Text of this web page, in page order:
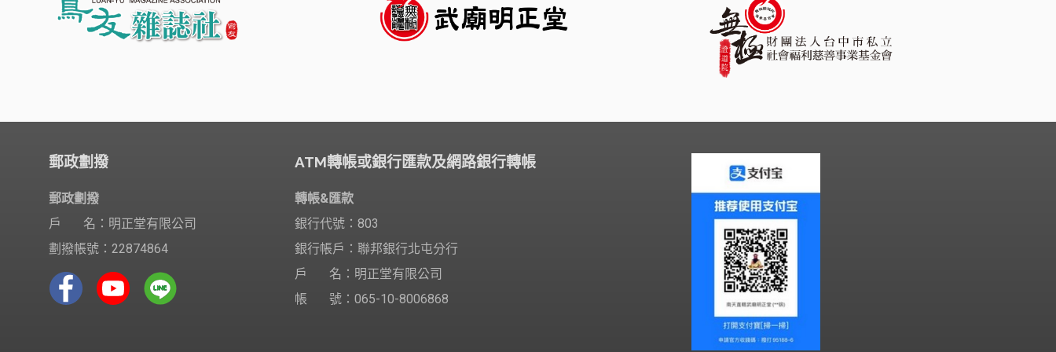
郵政劃撥
郵政劃撥
戶 名：明正堂有限公司
劃撥帳號：22874864
ATM轉帳或銀行匯款及網路銀行轉帳
轉帳&匯款
銀行代號：803
銀行帳戶：聯邦銀行北屯分行
戶 名：明正堂有限公司
帳 號：065-10-8006868